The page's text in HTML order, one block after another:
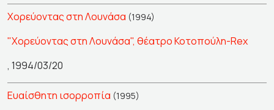
Χορεύοντας στη Λουνάσα (1994)
"Χορεύοντας στη Λουνάσα", θέατρο Κοτοπούλη-Rex
, 1994/03/20
Ευαίσθητη ισορροπία (1995)